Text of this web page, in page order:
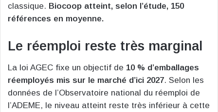
classique. Biocoop atteint, selon l’étude, 150
références en moyenne.
Le réemploi reste très marginal
La loi AGEC fixe un objectif de 10 % d’emballages
réemployés mis sur le marché d’ici 2027. Selon les
données de l’Observatoire national du réemploi de
l’ADEME, le niveau atteint reste très inférieur à cette